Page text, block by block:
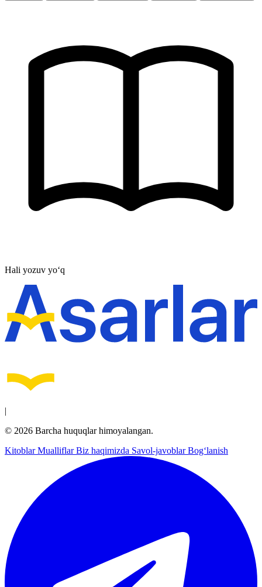
Hali yozuv yo‘q
|
© 2026 Barcha huquqlar himoyalangan.
KitoblarMualliflarBiz haqimizda Savol-javoblarBog‘lanish